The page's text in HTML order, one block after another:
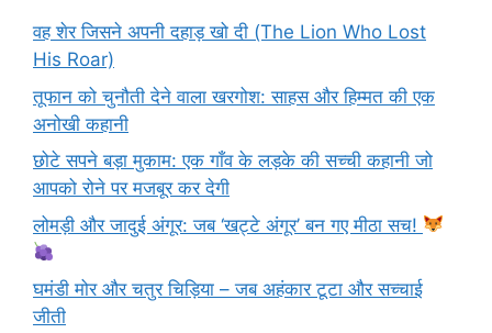
वह शेर जिसने अपनी दहाड़ खो दी (The Lion Who Lost
His Roar)
तूफान को चुनौती देने वाला खरगोश: साहस और हिम्मत की एक
अनोखी कहानी
छोटे सपने बड़ा मुकाम: एक गाँव के लड़के की सच्ची कहानी जो
आपको रोने पर मजबूर कर देगी
लोमड़ी और जादुई अंगूर: जब ‘खट्टे अंगूर’ बन गए मीठा सच!
घमंडी मोर और चतुर चिड़िया – जब अहंकार टूटा और सच्चाई
जीती